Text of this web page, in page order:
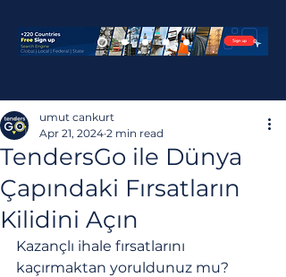
TendersGo ile Dünya
Çapındaki Fırsatların
Kilidini Açın
umut cankurt
Apr 21, 2024 2 min read
Kazançlı ihale fırsatlarını
kaçırmaktan yoruldunuz mu?